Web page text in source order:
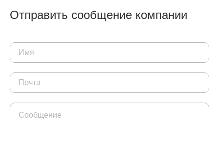
Отправить сообщение компании